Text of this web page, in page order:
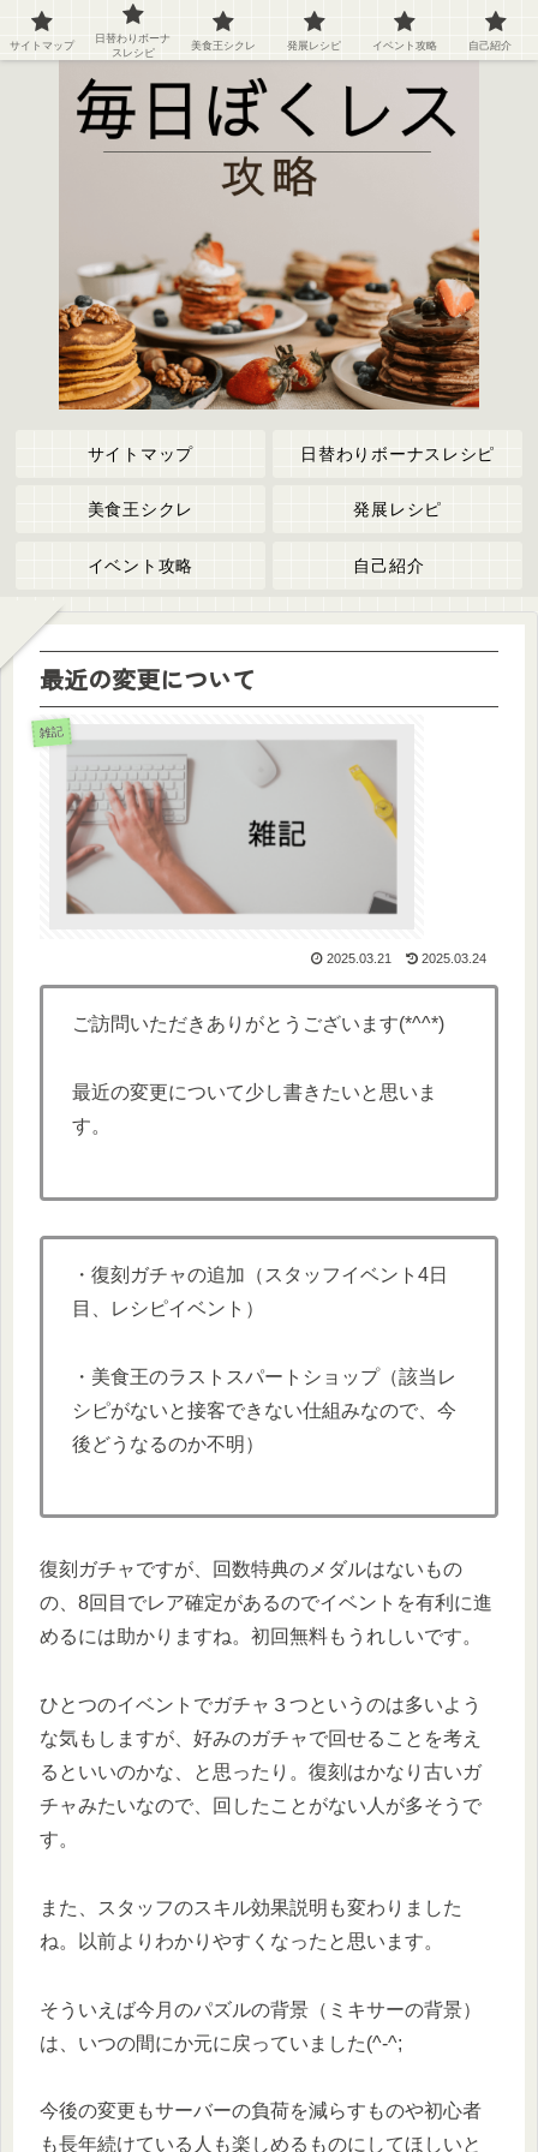
ぼくのレストラン２の攻略情報や記録など
サイトマップ 日替わりボーナスレシピ
美食王シクレ 発展レシピ
イベント攻略 自己紹介
最近の変更について
雑記
2025.03.21 2025.03.24
ご訪問いただきありがとうございます(*^^*)
最近の変更について少し書きたいと思いま
す。
・復刻ガチャの追加（スタッフイベント4日
目、レシピイベント）
・美食王のラストスパートショップ（該当レ
シピがないと接客できない仕組みなので、今
後どうなるのか不明）
復刻ガチャですが、回数特典のメダルはないもの
の、8回目でレア確定があるのでイベントを有利に進
めるには助かりますね。初回無料もうれしいです。
ひとつのイベントでガチャ３つというのは多いよう
な気もしますが、好みのガチャで回せることを考え
るといいのかな、と思ったり。復刻はかなり古いガ
チャみたいなので、回したことがない人が多そうで
す。
また、スタッフのスキル効果説明も変わりました
ね。以前よりわかりやすくなったと思います。
そういえば今月のパズルの背景（ミキサーの背景）
は、いつの間にか元に戻っていました(^-^;
今後の変更もサーバーの負荷を減らすものや初心者
も長年続けている人も楽しめるものにしてほしいと
サイトマップ
日替わりボーナ
スレシピ
美食王シクレ 発展レシピ イベント攻略 自己紹介